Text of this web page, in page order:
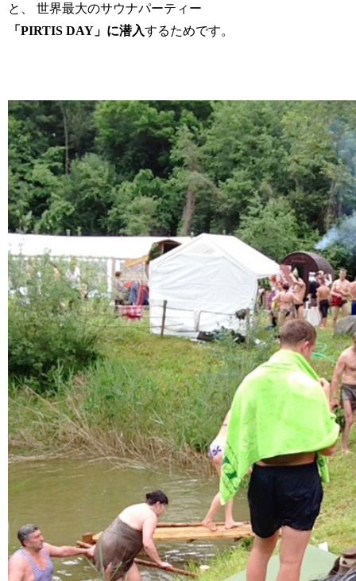
と、 世界最大のサウナパーティー
「PIRTIS DAY」に潜入するためです。